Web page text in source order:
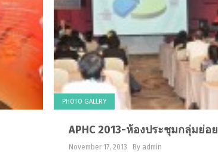
PHOTO GALLRY
November 17, 2013 By admin